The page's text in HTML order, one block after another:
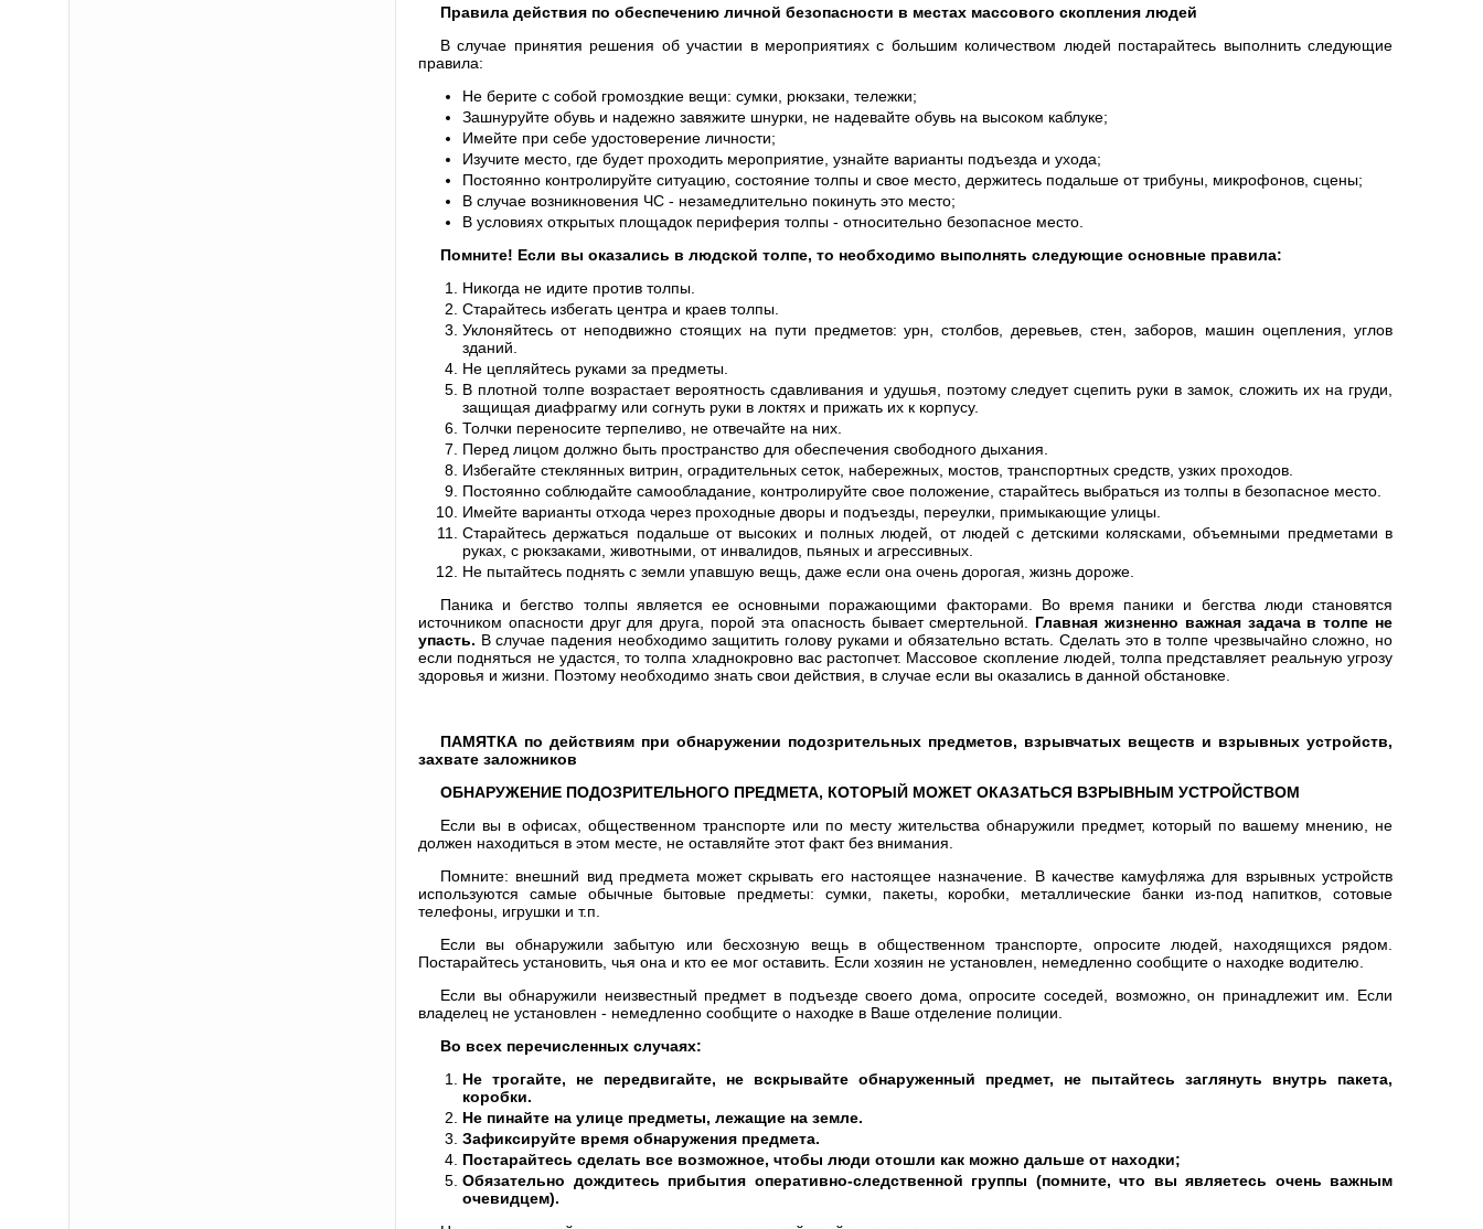
Правила действия по обеспечению личной безопасности в местах массового скопления людей
В случае принятия решения об участии в мероприятиях с большим количеством людей постарайтесь выполнить следующие
правила:
Не берите с собой громоздкие вещи: сумки, рюкзаки, тележки;
Зашнуруйте обувь и надежно завяжите шнурки, не надевайте обувь на высоком каблуке;
Имейте при себе удостоверение личности;
Изучите место, где будет проходить мероприятие, узнайте варианты подъезда и ухода;
Постоянно контролируйте ситуацию, состояние толпы и свое место, держитесь подальше от трибуны, микрофонов, сцены;
В случае возникновения ЧС - незамедлительно покинуть это место;
В условиях открытых площадок периферия толпы - относительно безопасное место.
Помните! Если вы оказались в людской толпе, то необходимо выполнять следующие основные правила:
Никогда не идите против толпы.
Старайтесь избегать центра и краев толпы.
Уклоняйтесь от неподвижно стоящих на пути предметов: урн, столбов, деревьев, стен, заборов, машин оцепления, углов
зданий.
Не цепляйтесь руками за предметы.
В плотной толпе возрастает вероятность сдавливания и удушья, поэтому следует сцепить руки в замок, сложить их на груди,
защищая диафрагму или согнуть руки в локтях и прижать их к корпусу.
Толчки переносите терпеливо, не отвечайте на них.
Перед лицом должно быть пространство для обеспечения свободного дыхания.
Избегайте стеклянных витрин, оградительных сеток, набережных, мостов, транспортных средств, узких проходов.
Постоянно соблюдайте самообладание, контролируйте свое положение, старайтесь выбраться из толпы в безопасное место.
Имейте варианты отхода через проходные дворы и подъезды, переулки, примыкающие улицы.
Старайтесь держаться подальше от высоких и полных людей, от людей с детскими колясками, объемными предметами в
руках, с рюкзаками, животными, от инвалидов, пьяных и агрессивных.
Не пытайтесь поднять с земли упавшую вещь, даже если она очень дорогая, жизнь дороже.
Паника и бегство толпы является ее основными поражающими факторами. Во время паники и бегства люди становятся
источником опасности друг для друга, порой эта опасность бывает смертельной. Главная жизненно важная задача в толпе не
упасть. В случае падения необходимо защитить голову руками и обязательно встать. Сделать это в толпе чрезвычайно сложно, но
если подняться не удастся, то толпа хладнокровно вас растопчет. Массовое скопление людей, толпа представляет реальную угрозу
здоровья и жизни. Поэтому необходимо знать свои действия, в случае если вы оказались в данной обстановке.
ПАМЯТКА по действиям при обнаружении подозрительных предметов, взрывчатых веществ и взрывных устройств,
захвате заложников
ОБНАРУЖЕНИЕ ПОДОЗРИТЕЛЬНОГО ПРЕДМЕТА, КОТОРЫЙ МОЖЕТ ОКАЗАТЬСЯ ВЗРЫВНЫМ УСТРОЙСТВОМ
Если вы в офисах, общественном транспорте или по месту жительства обнаружили предмет, который по вашему мнению, не
должен находиться в этом месте, не оставляйте этот факт без внимания.
Помните: внешний вид предмета может скрывать его настоящее назначение. В качестве камуфляжа для взрывных устройств
используются самые обычные бытовые предметы: сумки, пакеты, коробки, металлические банки из-под напитков, сотовые
телефоны, игрушки и т.п.
Если вы обнаружили забытую или бесхозную вещь в общественном транспорте, опросите людей, находящихся рядом.
Постарайтесь установить, чья она и кто ее мог оставить. Если хозяин не установлен, немедленно сообщите о находке водителю.
Если вы обнаружили неизвестный предмет в подъезде своего дома, опросите соседей, возможно, он принадлежит им. Если
владелец не установлен - немедленно сообщите о находке в Ваше отделение полиции.
Во всех перечисленных случаях:
Не трогайте, не передвигайте, не вскрывайте обнаруженный предмет, не пытайтесь заглянуть внутрь пакета,
коробки.
Не пинайте на улице предметы, лежащие на земле.
Зафиксируйте время обнаружения предмета.
Постарайтесь сделать все возможное, чтобы люди отошли как можно дальше от находки;
Обязательно дождитесь прибытия оперативно-следственной группы (помните, что вы являетесь очень важным
очевидцем).